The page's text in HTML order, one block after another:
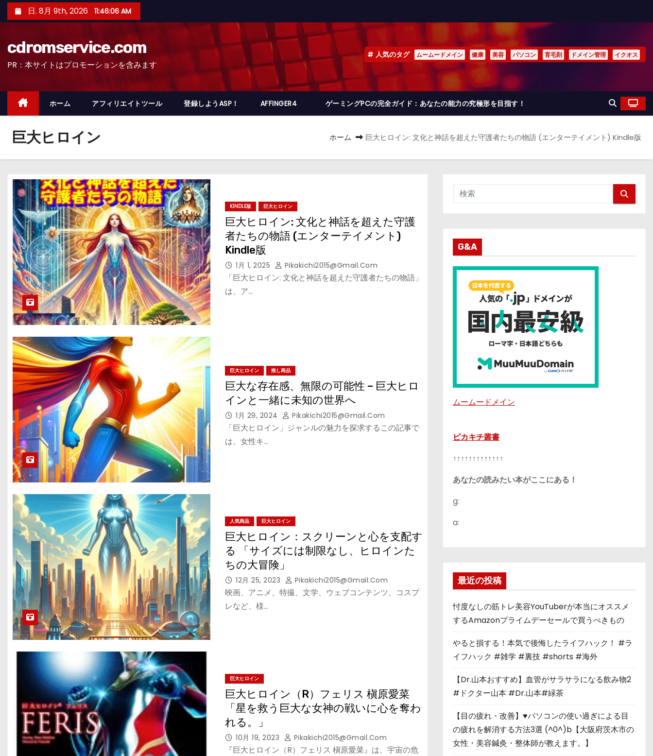
ン
ッ
日. 8月 9th, 2026 11:46:07 AM
cdromservice.com
PR：本サイトはプロモーションを含みます
人気のタグ ムームードメイン 健康 美容 パソコン 育毛剤 ドメイン管理 イクオス
ホーム アフィリエイトツール 登録しようASP！ AFFINGER4 ゲーミングPCの完全ガイド：あなたの能力の究極形を目指す！
巨大ヒロイン ホーム 巨大ヒロイン: 文化と神話を超えた守護者たちの物語 (エンターテイメント) Kindle版
KINDLE版 巨大ヒロイン
巨大ヒロイン: 文化と神話を超えた守護
者たちの物語 (エンターテイメント)
Kindle版
1月 1, 2025 Pikakichi2015@gmail.com
「巨大ヒロイン: 文化と神話を超えた守護者たちの物語」
は、ア…
巨大ヒロイン 推し商品
巨大な存在感、無限の可能性 – 巨大ヒロ
インと一緒に未知の世界へ
1月 29, 2024 Pikakichi2015@gmail.com
「巨大ヒロイン」ジャンルの魅力を探求するこの記事で
は、女性キ…
人気商品 巨大ヒロイン
巨大ヒロイン：スクリーンと心を支配す
る 「サイズには制限なし、ヒロインた
ちの大冒険」
12月 25, 2023 Pikakichi2015@gmail.com
映画、アニメ、特撮、文学、ウェブコンテンツ、コスプ
レなど、様…
巨大ヒロイン
巨大ヒロイン（R）フェリス 槇原愛菜
「星を救う巨大な女神の戦いに心を奪わ
れる。」
10月 19, 2023 Pikakichi2015@gmail.com
『巨大ヒロイン（R）フェリス 槇原愛菜』は、宇宙の危
G&A
ムームードメイン
ピカキチ叢書
↑↑↑↑↑↑↑↑↑↑↑↑↑
あなたの読みたい本がここにある！
g:
a:
最近の投稿
忖度なしの筋トレ美容YouTuberが本当にオススメ
するAmazonプライムデーセールで買うべきもの
やると損する！本気で後悔したライフハック！ #ラ
イフハック #雑学 #裏技 #shorts #海外
【Dr.山本おすすめ】血管がサラサラになる飲み物2
#ドクター山本 #Dr.山本#緑茶
【目の疲れ・改善】♥パソコンの使い過ぎによる目
の疲れを解消する方法3選 (^0^)b【大阪府茨木市の
女性・美容鍼灸・整体師が教えます。】